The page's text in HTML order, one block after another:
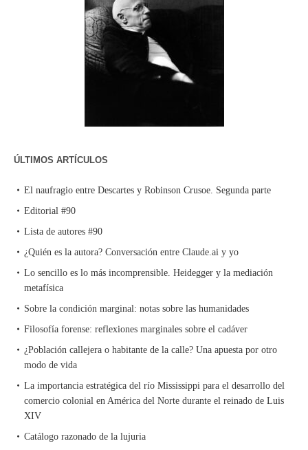
ÚLTIMOS ARTÍCULOS
El naufragio entre Descartes y Robinson Crusoe. Segunda parte
Editorial #90
Lista de autores #90
¿Quién es la autora? Conversación entre Claude.ai y yo
Lo sencillo es lo más incomprensible. Heidegger y la mediación
metafísica
Sobre la condición marginal: notas sobre las humanidades
Filosofía forense: reflexiones marginales sobre el cadáver
¿Población callejera o habitante de la calle? Una apuesta por otro
modo de vida
La importancia estratégica del río Mississippi para el desarrollo del
comercio colonial en América del Norte durante el reinado de Luis
XIV
Catálogo razonado de la lujuria